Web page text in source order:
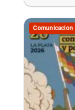
Comunicacion